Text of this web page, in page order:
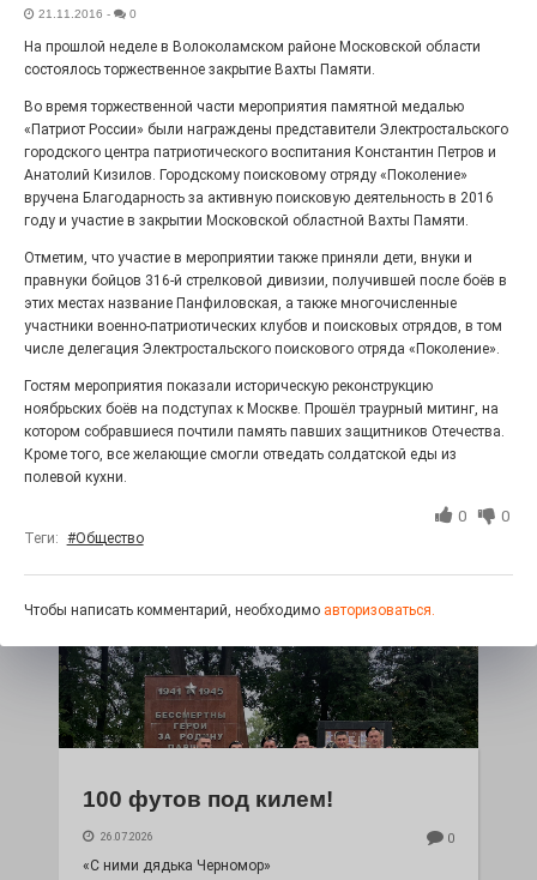
Выставка «Палитра героизма» — новый масштабный
проект, на который электростальцев приглашает к
себе Выставочный зал им. Олега Коняшина.
«Районы-кварталы»
путешествуют по городу
27.07.2026 0
Радость в квадрате! На этой неделе электростальцев
дважды порадует проект «Районы-кварталы».
100 футов под килем!
26.07.2026 0
«С ними дядька Черномор»
21.11.2016 - 0
На прошлой неделе в Волоколамском районе Московской области
состоялось торжественное закрытие Вахты Памяти.
Во время торжественной части мероприятия памятной медалью
«Патриот России» были награждены представители Электростальского
городского центра патриотического воспитания Константин Петров и
Анатолий Кизилов. Городскому поисковому отряду «Поколение»
вручена Благодарность за активную поисковую деятельность в 2016
году и участие в закрытии Московской областной Вахты Памяти.
Отметим, что участие в мероприятии также приняли дети, внуки и
правнуки бойцов 316-й стрелковой дивизии, получившей после боёв в
этих местах название Панфиловская, а также многочисленные
участники военно-патриотических клубов и поисковых отрядов, в том
числе делегация Электростальского поискового отряда «Поколение».
Гостям мероприятия показали историческую реконструкцию
ноябрьских боёв на подступах к Москве. Прошёл траурный митинг, на
котором собравшиеся почтили память павших защитников Отечества.
Кроме того, все желающие смогли отведать солдатской еды из
полевой кухни.
0 0
Теги: #Общество
Чтобы написать комментарий, необходимо авторизоваться.